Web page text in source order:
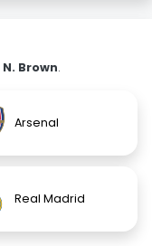
N. Brown.
Arsenal
Real Madrid